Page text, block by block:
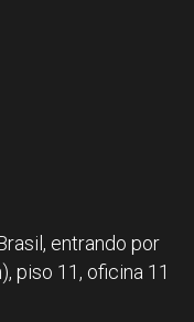
entrando por
piso 11, oficina 11